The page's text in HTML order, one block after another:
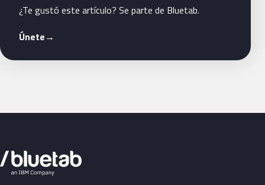
¿Te gustó este artículo? Se parte de Bluetab.
Únete→